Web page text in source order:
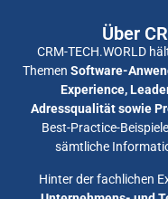
Über
CRM-TECH.WORLD
Themen Software-
Experience,
Adressqualität sowie
Best-Practice-
sämtliche
Hinter der fachlichen